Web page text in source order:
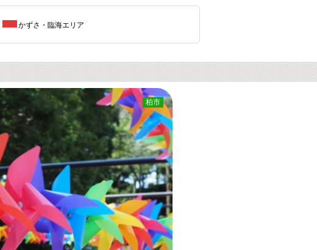
かずさ・臨海エリア
柏市